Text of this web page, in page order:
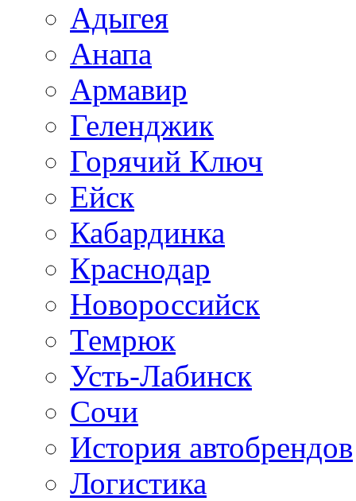
Адыгея
Анапа
Армавир
Геленджик
Горячий Ключ
Ейск
Кабардинка
Краснодар
Новороссийск
Темрюк
Усть-Лабинск
Сочи
История автобрендов
Логистика